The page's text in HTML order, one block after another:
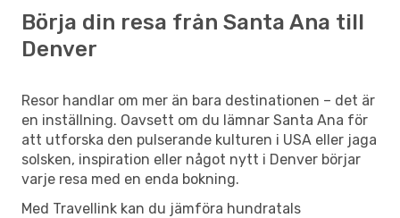
Börja din resa från Santa Ana till
Denver
Resor handlar om mer än bara destinationen – det är
en inställning. Oavsett om du lämnar Santa Ana för
att utforska den pulserande kulturen i USA eller jaga
solsken, inspiration eller något nytt i Denver börjar
varje resa med en enda bokning.
Med Travellink kan du jämföra hundratals